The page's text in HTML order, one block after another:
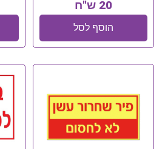
20 ש"ח
הוסף לסל